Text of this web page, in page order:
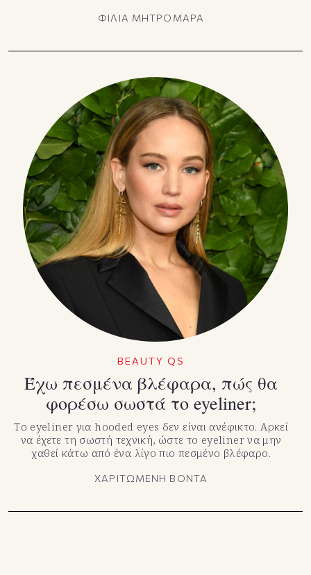
ΦΙΛΙΑ ΜΗΤΡΟΜΑΡΑ
BEAUTY QS
Έχω πεσμένα βλέφαρα, πώς θα
φορέσω σωστά το eyeliner;
Το eyeliner για hooded eyes δεν είναι ανέφικτο. Αρκεί
να έχετε τη σωστή τεχνική, ώστε το eyeliner να μην
χαθεί κάτω από ένα λίγο πιο πεσμένο βλέφαρο.
ΧΑΡΙΤΩΜΕΝΗ ΒΟΝΤΑ